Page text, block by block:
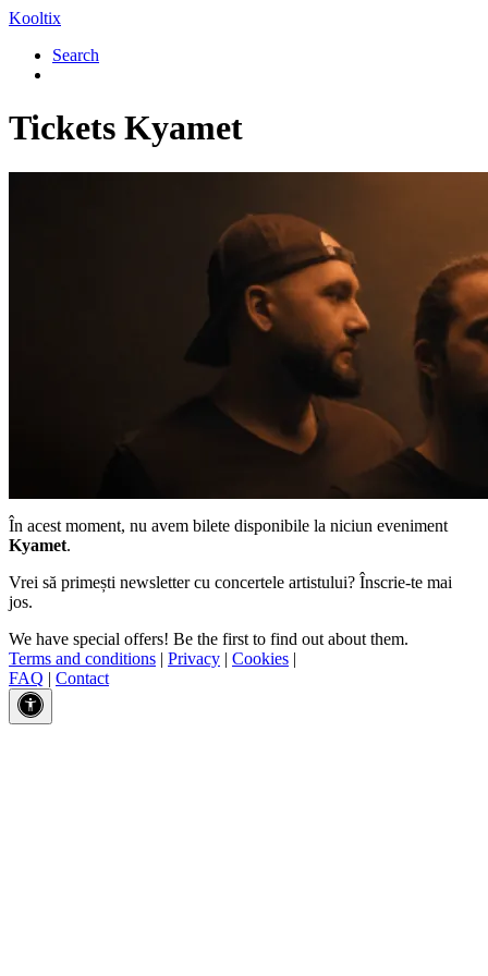
Kooltix
Search
Tickets Kyamet
În acest moment, nu avem bilete disponibile la niciun eveniment
Kyamet.
Vrei să primești newsletter cu concertele artistului? Înscrie-te mai
jos.
We have special offers! Be the first to find out about them.
Terms and conditions | Privacy | Cookies |
FAQ | Contact